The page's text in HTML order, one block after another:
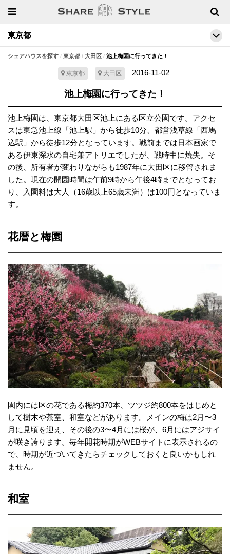
東京都
シェアハウスを探す 東京都 大田区 池上梅園に行ってきた！
東京都 大田区 2016-11-02
池上梅園に行ってきた！
池上梅園は、東京都大田区池上にある区立公園です。アクセ
スは東急池上線「池上駅」から徒歩10分、都営浅草線「西馬
込駅」から徒歩12分となっています。戦前までは日本画家で
ある伊東深水の自宅兼アトリエでしたが、戦時中に焼失。そ
の後、所有者が変わりながらも1987年に大田区に移管されま
した。現在の開園時間は午前9時から午後4時までとなってお
り、入園料は大人（16歳以上65歳未満）は100円となっていま
す。
花暦と梅園
園内には区の花である梅約370本、ツツジ約800本をはじめと
して樹木や茶室、和室などがあります。メインの梅は2月〜3
月に見頃を迎え、その後の3〜4月には桜が、6月にはアジサイ
が咲き誇ります。毎年開花時期がWEBサイトに表示されるの
で、時期が近づいてきたらチェックしておくと良いかもしれ
ません。
和室